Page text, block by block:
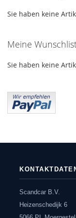
Sie haben keine
Meine
Sie haben keine
Scandcar B.V.
Heizenschedijk 6